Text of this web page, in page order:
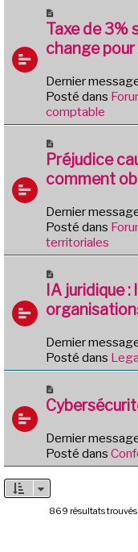
e
s
s
g
e
o
u
v
a
u
m
s
a
e
Taxe de 3%
change
Dernier
Posté dans
comptable
o
u
v
a
u
m
s
a
e
Préjudice
comment
Dernier
Posté dans
territoriales
o
u
v
a
u
s
a
g
e
IA juridique :
Dernier
Posté dans
o
u
v
e
a
e
Dernier
Posté dans
869 résultats trouvés